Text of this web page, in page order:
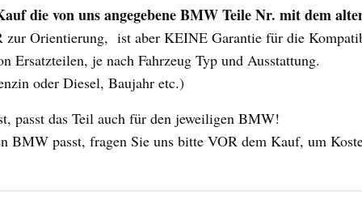
die von uns angegebene BMW Teile Nr. mit dem
zur Orientierung, ist aber KEINE Garantie für die
Ersatzteilen, je nach Fahrzeug Typ und Ausstattung.
oder Diesel, Baujahr etc.)
passt das Teil auch für den jeweiligen BMW!
BMW passt, fragen Sie uns bitte VOR dem Kauf, um